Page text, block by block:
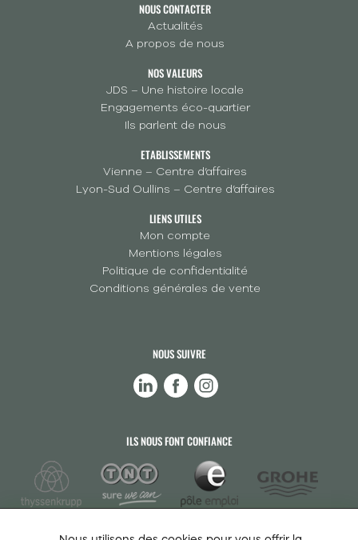
NOUS CONTACTER
Actualités
A propos de nous
NOS VALEURS
JDS – Une histoire locale
Engagements éco-quartier
Ils parlent de nous
ETABLISSEMENTS
Vienne – Centre d’affaires
Lyon-Sud Oullins – Centre d’affaires
LIENS UTILES
Mon compte
Mentions légales
Politique de confidentialité
Conditions générales de vente
NOUS SUIVRE
ILS NOUS FONT CONFIANCE